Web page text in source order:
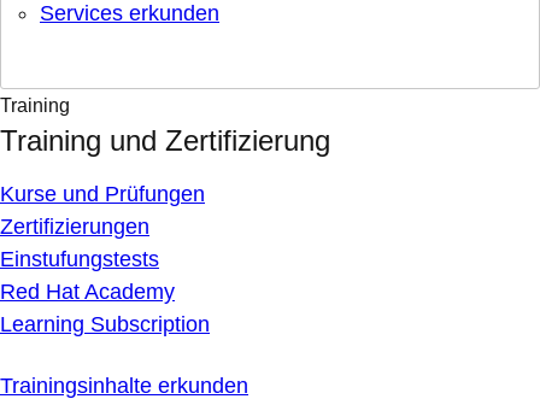
Services erkunden
Training
Training und Zertifizierung
Kurse und Prüfungen
Zertifizierungen
Einstufungstests
Red Hat Academy
Learning Subscription
Trainingsinhalte erkunden